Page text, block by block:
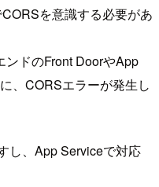
を意識する必要があ
ンドのFront DoorやApp
、CORSエラーが発生し
し、App Serviceで対応